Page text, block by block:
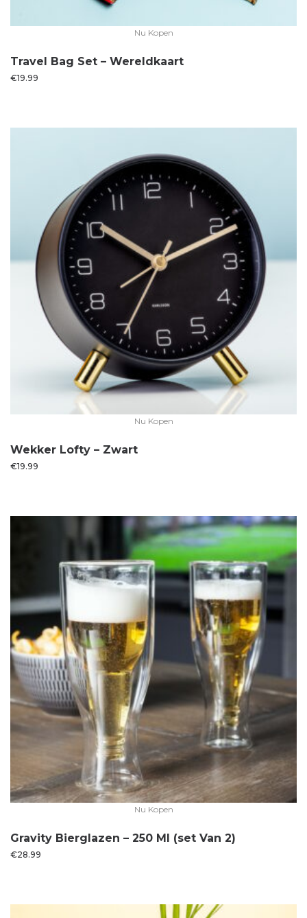
Nu Kopen
Travel Bag Set – Wereldkaart
€19.99
Nu Kopen
Wekker Lofty – Zwart
€19.99
Nu Kopen
Gravity Bierglazen – 250 Ml (set Van 2)
€28.99